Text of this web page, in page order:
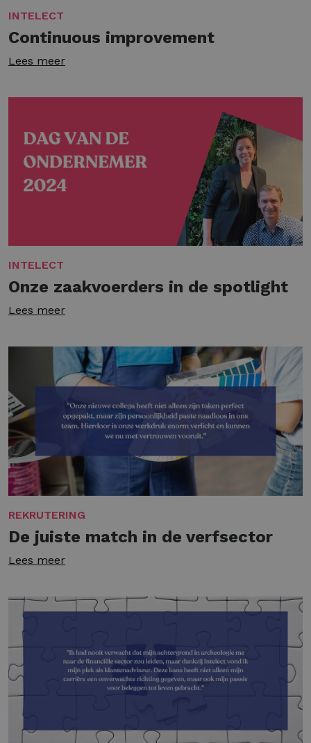
INTELECT
Continuous improvement
Lees meer
INTELECT
Onze zaakvoerders in de spotlight
Lees meer
REKRUTERING
De juiste match in de verfsector
Lees meer